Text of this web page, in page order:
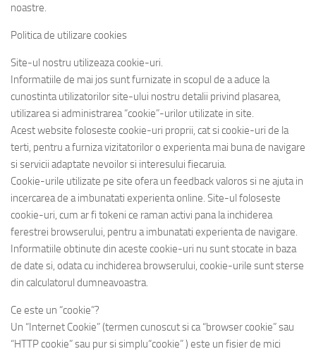
noastre.
Politica de utilizare cookies
Site-ul nostru utilizeaza cookie-uri.
Informatiile de mai jos sunt furnizate in scopul de a aduce la
cunostinta utilizatorilor site-ului nostru detalii privind plasarea,
utilizarea si administrarea “cookie”-urilor utilizate in site.
Acest website foloseste cookie-uri proprii, cat si cookie-uri de la
terti, pentru a furniza vizitatorilor o experienta mai buna de navigare
si servicii adaptate nevoilor si interesului fiecaruia.
Cookie-urile utilizate pe site ofera un feedback valoros si ne ajuta in
incercarea de a imbunatati experienta online. Site-ul foloseste
cookie-uri, cum ar fi tokeni ce raman activi pana la inchiderea
ferestrei browserului, pentru a imbunatati experienta de navigare.
Informatiile obtinute din aceste cookie-uri nu sunt stocate in baza
de date si, odata cu inchiderea browserului, cookie-urile sunt sterse
din calculatorul dumneavoastra.
Ce este un “cookie”?
Un “Internet Cookie” (termen cunoscut si ca “browser cookie” sau
“HTTP cookie” sau pur si simplu“cookie” ) este un fisier de mici